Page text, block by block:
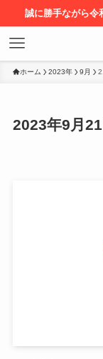
手ながら令和8年8月
ホーム 2023年 9月
2023年9月21